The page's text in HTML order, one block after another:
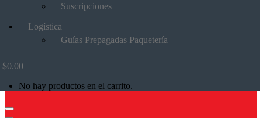
Suscripciones
Logística
Guías Prepagadas Paquetería
$0.00
No hay productos en el carrito.